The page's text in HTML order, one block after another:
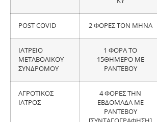
POST COVID 2 ΦΟΡΕΣ ΤΟΝ ΜΗΝΑ
ΙΑΤΡΕΙΟ
ΜΕΤΑΒΟΛΙΚΟΥ
ΣΥΝΔΡΟΜΟΥ
1 ΦΟΡΑ ΤΟ
15ΘΗΜΕΡΟ ΜΕ
ΡΑΝΤΕΒΟΥ
ΑΓΡΟΤΙΚΟΣ
ΙΑΤΡΟΣ
4 ΦΟΡΕΣ ΤΗΝ
ΕΒΔΟΜΑΔΑ ΜΕ
ΡΑΝΤΕΒΟΥ